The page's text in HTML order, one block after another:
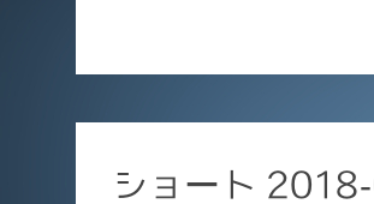
ショート